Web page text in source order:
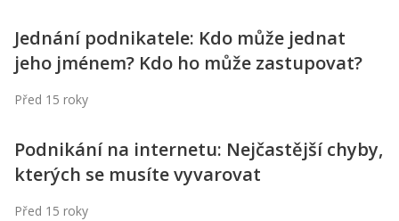
Jednání podnikatele: Kdo může jednat
jeho jménem? Kdo ho může zastupovat?
Před 15 roky
Podnikání na internetu: Nejčastější chyby,
kterých se musíte vyvarovat
Před 15 roky